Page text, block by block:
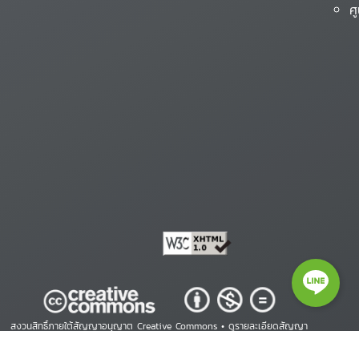
สงวนสิทธิ์ภายใต้สัญญาอนุญาต Creative Commons •ดูรายละเอียดสัญญา